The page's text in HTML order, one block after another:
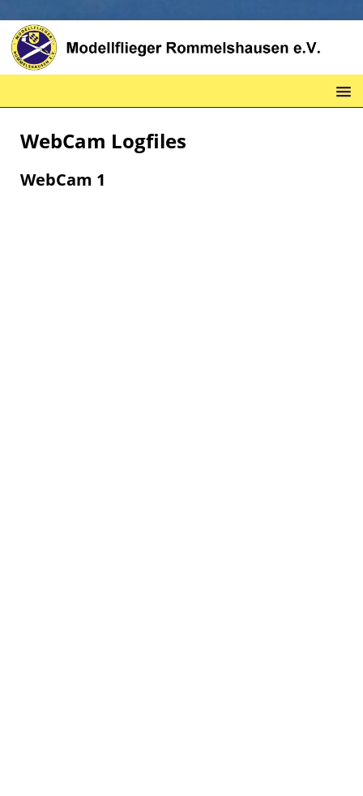
WebCam Logfiles
WebCam 1